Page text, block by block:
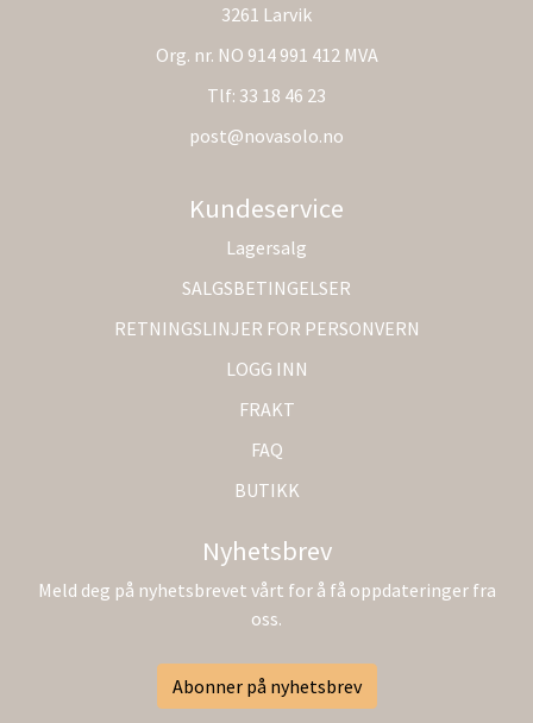
3261 Larvik
Org. nr. NO 914 991 412 MVA
Tlf: 33 18 46 23
post@novasolo.no
Kundeservice
Lagersalg
SALGSBETINGELSER
RETNINGSLINJER FOR PERSONVERN
LOGG INN
FRAKT
FAQ
BUTIKK
Nyhetsbrev
Meld deg på nyhetsbrevet vårt for å få oppdateringer fra
oss.
Abonner på nyhetsbrev